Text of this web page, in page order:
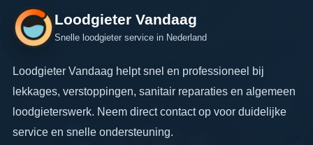
Loodgieter Vandaag
Snelle loodgieter service in Nederland
Loodgieter Vandaag helpt snel en professioneel bij
lekkages, verstoppingen, sanitair reparaties en algemeen
loodgieterswerk. Neem direct contact op voor duidelijke
service en snelle ondersteuning.